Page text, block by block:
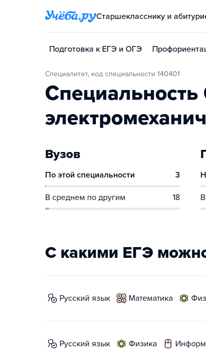
Старшекласснику и
Подготовка к ЕГЭ и ОГЭ
Специалитет, код специальности 140401
Вузов
По этой специальности 3
В среднем по другим 18
С какими ЕГЭ
русский язык математика
русский язык физика